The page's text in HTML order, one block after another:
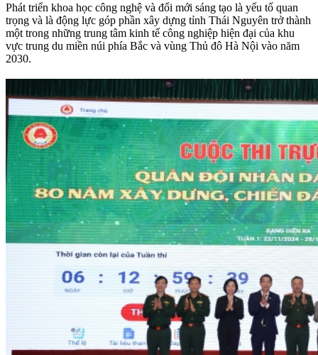
Phát triển khoa học công nghệ và đổi mới sáng tạo là yếu tố quan
trọng và là động lực góp phần xây dựng tỉnh Thái Nguyên trở thành
một trong những trung tâm kinh tế công nghiệp hiện đại của khu
vực trung du miền núi phía Bắc và vùng Thủ đô Hà Nội vào năm
2030.